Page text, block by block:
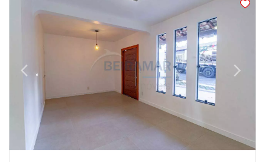
arrow_back_iosPrevious arrow_forward_ios
Next